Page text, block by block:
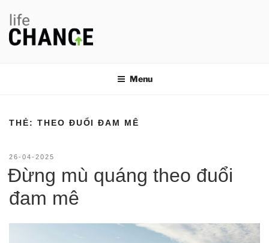
phần
Menu
THẺ: THEO ĐUỔI ĐAM MÊ
ĐĂNG
TRONG
26-04-2025
Đừng mù quáng theo đuổi
đam mê